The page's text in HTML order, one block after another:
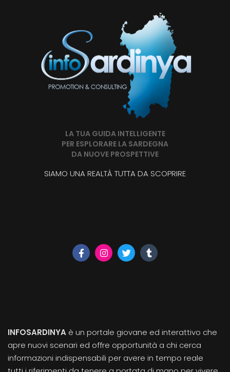
LA TUA GUIDA INTELLIGENTE
PER ESPLORARE LA SARDEGNA
DA NUOVE PROSPETTIVE
SIAMO UNA REALTÀ TUTTA DA SCOPRIRE
INFOSARDINYA è un portale giovane ed interattivo che
apre nuovi scenari ed offre opportunità a chi cerca
informazioni indispensabili per avere in tempo reale